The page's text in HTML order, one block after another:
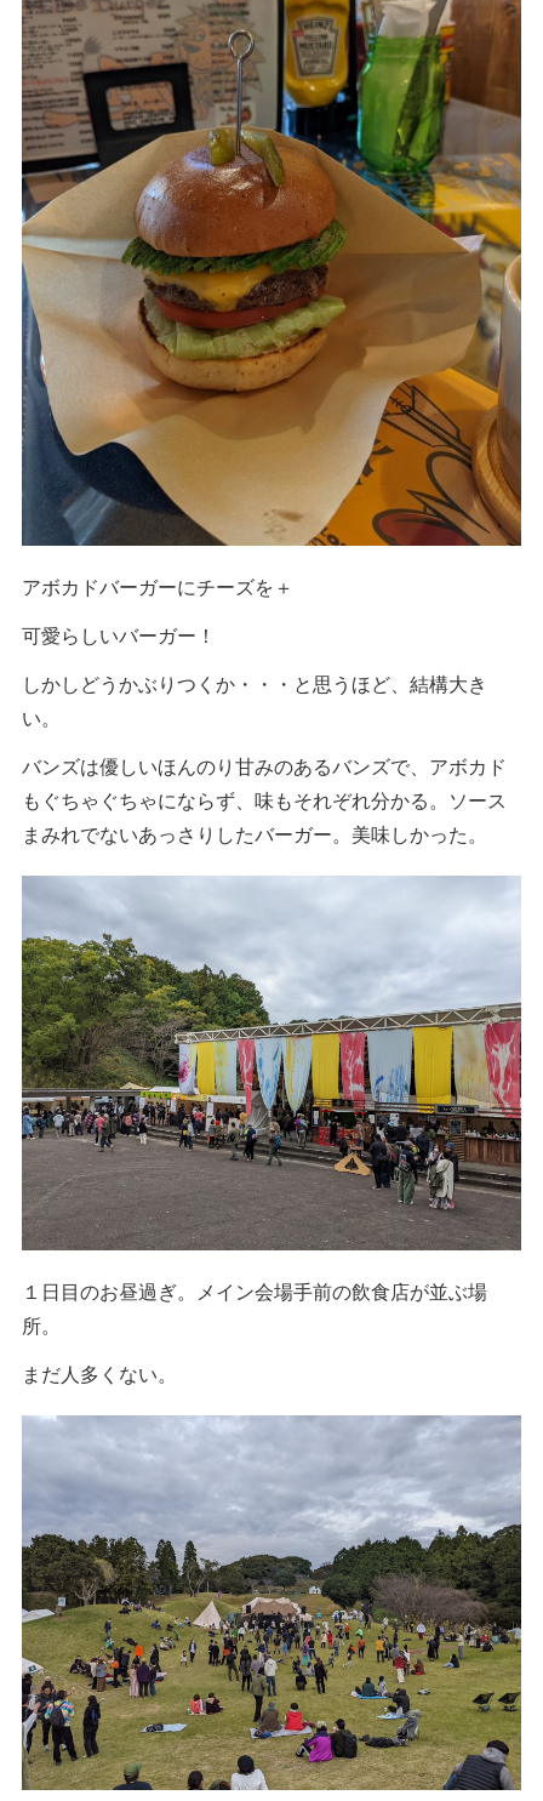
アボカドバーガーにチーズを＋
可愛らしいバーガー！
しかしどうかぶりつくか・・・と思うほど、結構大き
い。
バンズは優しいほんのり甘みのあるバンズで、アボカド
もぐちゃぐちゃにならず、味もそれぞれ分かる。ソース
まみれでないあっさりしたバーガー。美味しかった。
１日目のお昼過ぎ。メイン会場手前の飲食店が並ぶ場
所。
まだ人多くない。